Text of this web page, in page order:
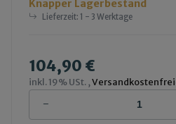
Knapper Lagerbestand
Lieferzeit: 1 - 3 Werktage
104,90 €
inkl. 19% USt. ,